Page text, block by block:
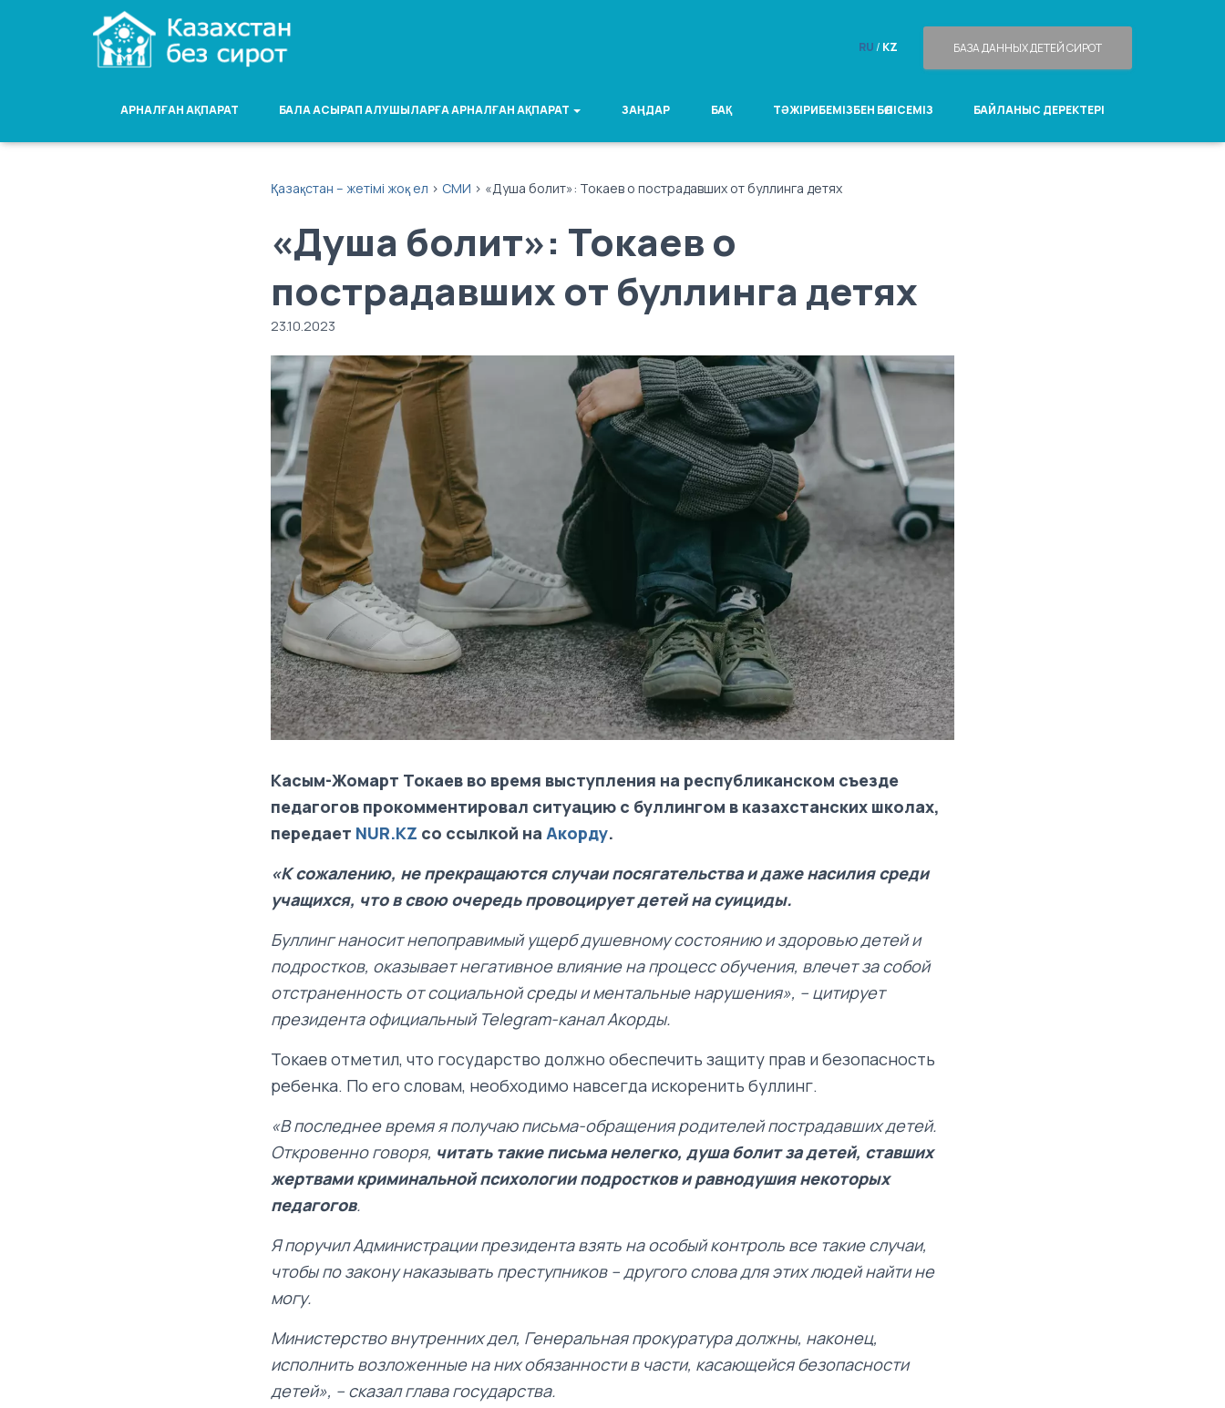
RU/ KZ БАЗА ДАННЫХ ДЕТЕЙ СИРОТ
АРНАЛҒАН АҚПАРАТ БАЛА АСЫРАП АЛУШЫЛАРҒА АРНАЛҒАН АҚПАРАТ ЗАҢДАР БАҚ ТӘЖІРИБЕМІЗБЕН БӨЛІСЕМІЗ БАЙЛАНЫС ДЕРЕКТЕРІ
Қазақстан – жетімі жоқ ел > СМИ > «Душа болит»: Токаев о пострадавших от буллинга детях
«Душа болит»: Токаев о
пострадавших от буллинга детях
23.10.2023
Касым-Жомарт Токаев во время выступления на республиканском съезде
педагогов прокомментировал ситуацию с буллингом в казахстанских школах,
передает NUR.KZ со ссылкой на Акорду.
«К сожалению, не прекращаются случаи посягательства и даже насилия среди
учащихся, что в свою очередь провоцирует детей на суициды.
Буллинг наносит непоправимый ущерб душевному состоянию и здоровью детей и
подростков, оказывает негативное влияние на процесс обучения, влечет за собой
отстраненность от социальной среды и ментальные нарушения», – цитирует
президента официальный Telegram-канал Акорды.
Токаев отметил, что государство должно обеспечить защиту прав и безопасность
ребенка. По его словам, необходимо навсегда искоренить буллинг.
«В последнее время я получаю письма-обращения родителей пострадавших детей.
Откровенно говоря, читать такие письма нелегко, душа болит за детей, ставших
жертвами криминальной психологии подростков и равнодушия некоторых
педагогов.
Я поручил Администрации президента взять на особый контроль все такие случаи,
чтобы по закону наказывать преступников – другого слова для этих людей найти не
могу.
Министерство внутренних дел, Генеральная прокуратура должны, наконец,
исполнить возложенные на них обязанности в части, касающейся безопасности
детей», – сказал глава государства.